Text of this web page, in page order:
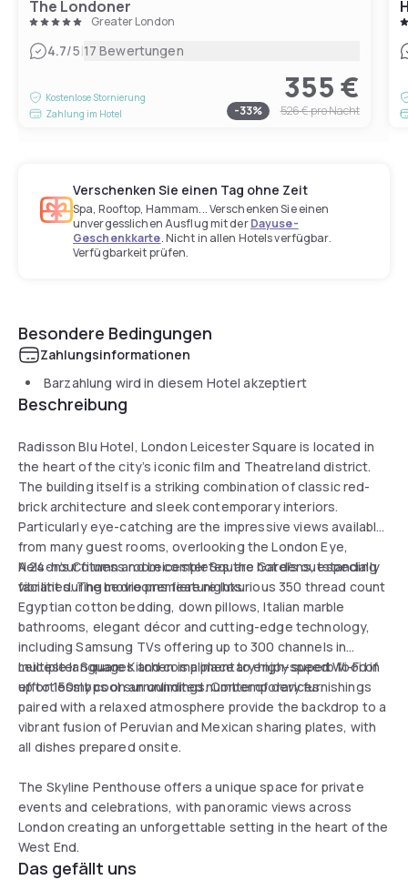
The Londoner
Greater London
4.7/5|17 Bewertungen
Kostenlose Stornierung
Zahlung im Hotel
355 €
-33% 526 €pro Nacht
Verschenken Sie einen Tag ohne Zeit
Spa, Rooftop, Hammam... Verschenken Sie einen
unvergesslichen Ausflug mit derDayuse-
Geschenkkarte. Nicht in allen Hotels verfügbar.
Verfügbarkeit prüfen.
Besondere Bedingungen
Zahlungsinformationen
Barzahlung wird in diesem Hotel akzeptiert
Beschreibung
Radisson Blu Hotel, London Leicester Square is located in
the heart of the city’s iconic film and Theatreland district.
The building itself is a striking combination of classic red-
brick architecture and sleek contemporary interiors.
Particularly eye-catching are the impressive views available
from many guest rooms, overlooking the London Eye,
Nelson’s Column and Leicester Square Gardens, especially
vibrant during movie premiere nights.
A 24-hour fitness room completes the hotel’s outstanding
facilities. The bedrooms feature luxurious 350 thread count
Egyptian cotton bedding, down pillows, Italian marble
bathrooms, elegant décor and cutting-edge technology,
including Samsung TVs offering up to 300 channels in
multiple languages and complimentary high-speed Wi-Fi of
up to 150mbps on an unlimited number of devices.
Leicester Square Kitchen is a place to enjoy superb food in
effortlessly cool surroundings. Contemporary furnishings
paired with a relaxed atmosphere provide the backdrop to a
vibrant fusion of Peruvian and Mexican sharing plates, with
all dishes prepared onsite.
The Skyline Penthouse offers a unique space for private
events and celebrations, with panoramic views across
London creating an unforgettable setting in the heart of the
West End.
Das gefällt uns